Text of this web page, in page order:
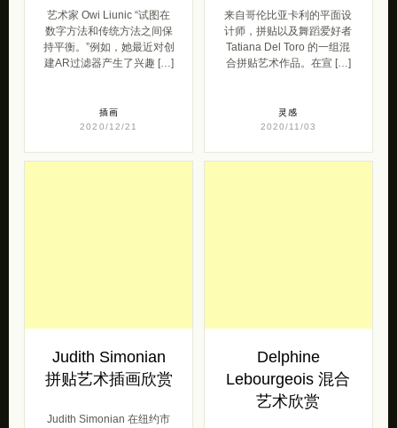
艺术家 Owi Liunic “试图在
数字方法和传统方法之间保
持平衡。”例如，她最近对创
建AR过滤器产生了兴趣 […]
插画
2020/12/21
来自哥伦比亚卡利的平面设
计师，拼贴以及舞蹈爱好者
Tatiana Del Toro 的一组混
合拼贴艺术作品。在宣 […]
灵感
2020/11/03
Judith Simonian
拼贴艺术插画欣赏
Judith Simonian 在纽约市
Delphine
Lebourgeois 混合
艺术欣赏